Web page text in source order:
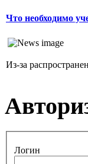
Что необходимо
Из-за
Логин